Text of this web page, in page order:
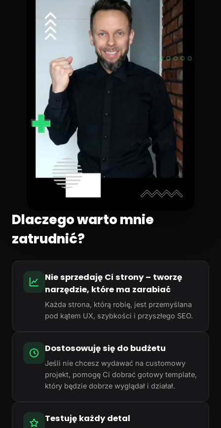
Dlaczego warto mnie
zatrudnić?
Nie sprzedaję Ci strony – tworzę
narzędzie, które ma zarabiać
Każda strona, którą robię, jest przemyślana
pod kątem UX, szybkości i przyszłego SEO.
Dostosowuję się do budżetu
Jeśli nie chcesz wydawać na customowy
projekt, pomogę Ci dobrać gotowy template,
który będzie dobrze wyglądał i działał.
Testuję każdy detal